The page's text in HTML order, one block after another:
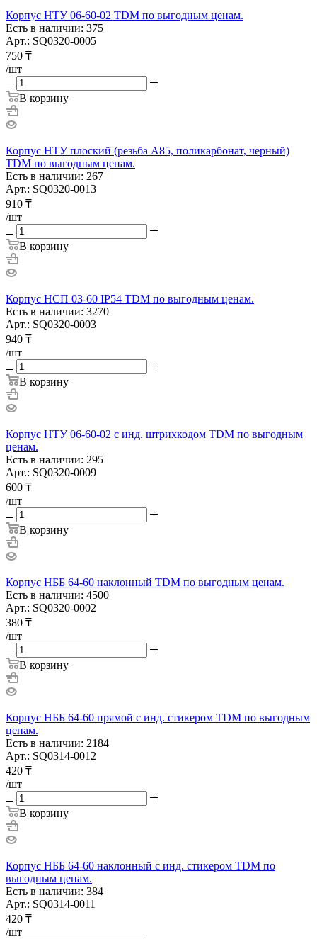
Корпус НТУ 06-60-02 TDM по выгодным ценам.
Есть в наличии: 375
Арт.: SQ0320-0005
750 ₸
/шт
В корзину
Корпус НТУ плоский (резьба А85, поликарбонат, черный)
TDM по выгодным ценам.
Есть в наличии: 267
Арт.: SQ0320-0013
910 ₸
/шт
В корзину
Корпус НСП 03-60 IP54 TDM по выгодным ценам.
Есть в наличии: 3270
Арт.: SQ0320-0003
940 ₸
/шт
В корзину
Корпус НТУ 06-60-02 с инд. штрихкодом TDM по выгодным
ценам.
Есть в наличии: 295
Арт.: SQ0320-0009
600 ₸
/шт
В корзину
Корпус НББ 64-60 наклонный TDM по выгодным ценам.
Есть в наличии: 4500
Арт.: SQ0320-0002
380 ₸
/шт
В корзину
Корпус НББ 64-60 прямой с инд. стикером TDM по выгодным
ценам.
Есть в наличии: 2184
Арт.: SQ0314-0012
420 ₸
/шт
В корзину
Корпус НББ 64-60 наклонный с инд. стикером TDM по
выгодным ценам.
Есть в наличии: 384
Арт.: SQ0314-0011
420 ₸
/шт